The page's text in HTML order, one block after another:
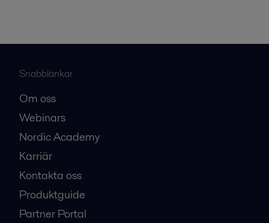
Snabblänkar
Om oss
Webinars
Nordic Academy
Karriär
Kontakta oss
Produktguide
Partner Portal